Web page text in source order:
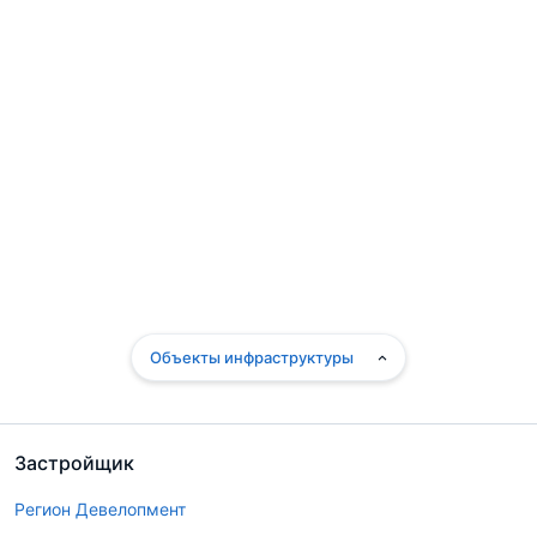
Застройщик
Регион Девелопмент
Объекты инфраструктуры